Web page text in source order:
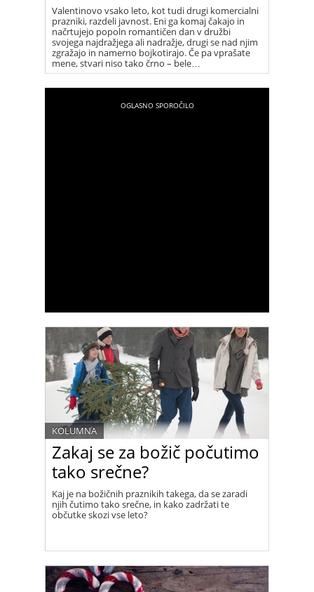
Valentinovo vsako leto, kot tudi drugi komercialni
prazniki, razdeli javnost. Eni ga komaj čakajo in
načrtujejo popoln romantičen dan v družbi
svojega najdražjega ali nadražje, drugi se nad njim
zgražajo in namerno bojkotirajo. Če pa vprašate
mene, stvari niso tako črno – bele…
Zakaj se za božič počutimo
tako srečne?
KOLUMNA
Kaj je na božičnih praznikih takega, da se zaradi
njih čutimo tako srečne, in kako zadržati te
občutke skozi vse leto?